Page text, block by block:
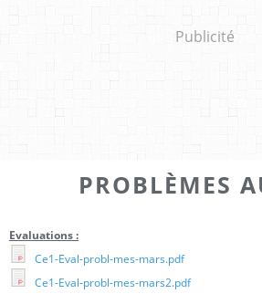
Publicité
PROBLÈMES
Evaluations :
Ce1-Eval-probl-mes-mars.pdf
Ce1-Eval-probl-mes-mars2.pdf